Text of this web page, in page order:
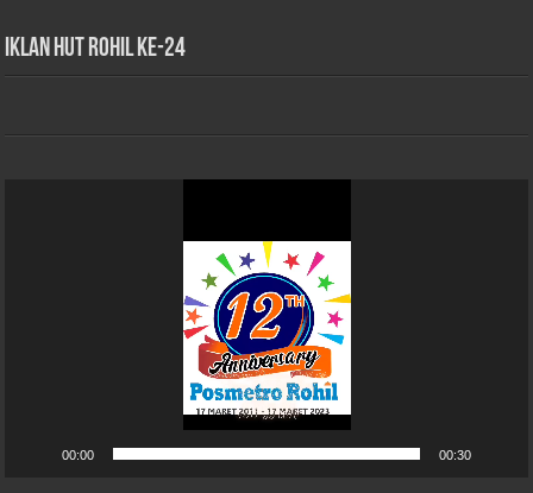
iklan HUT Rohil Ke-24
00:00 00:30